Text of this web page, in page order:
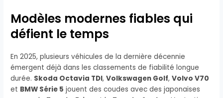
Modèles modernes fiables qui
défient le temps
En 2025, plusieurs véhicules de la dernière décennie
émergent déjà dans les classements de fiabilité longue
durée. Skoda Octavia TDI,Volkswagen Golf,Volvo V70
et BMW Série 5 jouent des coudes avec des japonaises